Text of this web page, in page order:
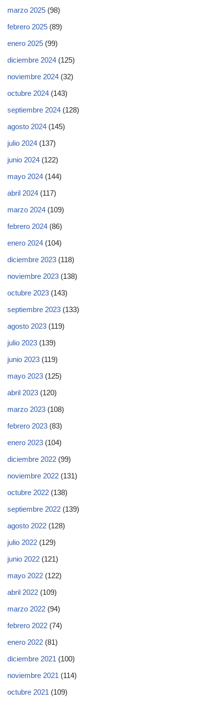
marzo 2025 (98)
febrero 2025 (89)
enero 2025 (99)
diciembre 2024 (125)
noviembre 2024 (32)
octubre 2024 (143)
septiembre 2024 (128)
agosto 2024 (145)
julio 2024 (137)
junio 2024 (122)
mayo 2024 (144)
abril 2024 (117)
marzo 2024 (109)
febrero 2024 (86)
enero 2024 (104)
diciembre 2023 (118)
noviembre 2023 (138)
octubre 2023 (143)
septiembre 2023 (133)
agosto 2023 (119)
julio 2023 (139)
junio 2023 (119)
mayo 2023 (125)
abril 2023 (120)
marzo 2023 (108)
febrero 2023 (83)
enero 2023 (104)
diciembre 2022 (99)
noviembre 2022 (131)
octubre 2022 (138)
septiembre 2022 (139)
agosto 2022 (128)
julio 2022 (129)
junio 2022 (121)
mayo 2022 (122)
abril 2022 (109)
marzo 2022 (94)
febrero 2022 (74)
enero 2022 (81)
diciembre 2021 (100)
noviembre 2021 (114)
octubre 2021 (109)